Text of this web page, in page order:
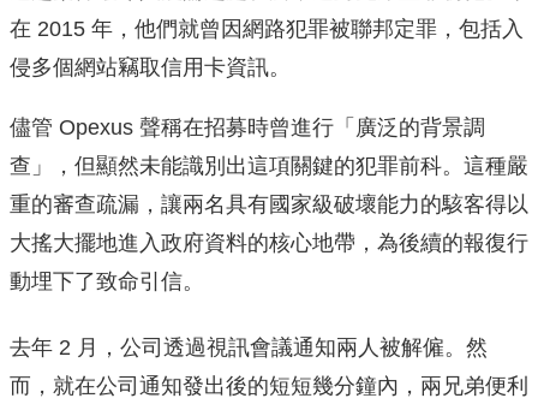
在 2015 年，他們就曾因網路犯罪被聯邦定罪，包括入
侵多個網站竊取信用卡資訊。
儘管 Opexus 聲稱在招募時曾進行「廣泛的背景調
查」，但顯然未能識別出這項關鍵的犯罪前科。這種嚴
重的審查疏漏，讓兩名具有國家級破壞能力的駭客得以
大搖大擺地進入政府資料的核心地帶，為後續的報復行
動埋下了致命引信。
去年 2 月，公司透過視訊會議通知兩人被解僱。然
而，就在公司通知發出後的短短幾分鐘內，兩兄弟便利